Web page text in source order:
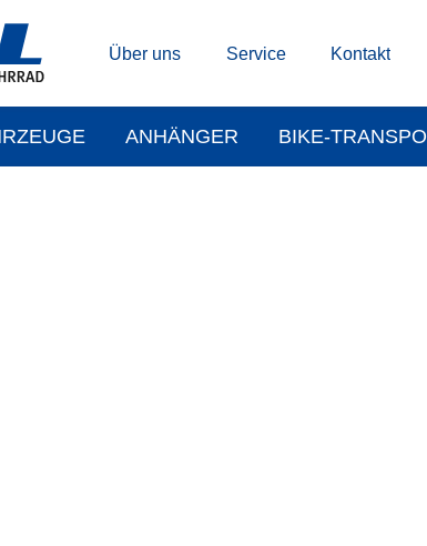
Über uns Service Kontakt
ANHÄNGER BIKE-